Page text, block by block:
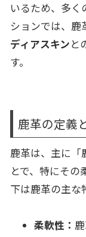
いるため、多く
ションでは、鹿
ディアスキンと
す。
鹿革の定義
鹿革は、主に「
とで、特にその
下は鹿革の主な
柔軟性：